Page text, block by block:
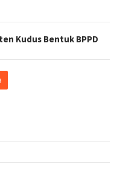
Kudus Bentuk BPPD